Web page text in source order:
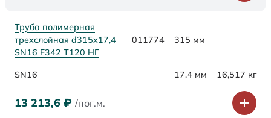
Труба полимерная
трехслойная d315х17,4
SN16 F342 Т120 НГ
011774 315 мм
SN16 17,4 мм 16,517 кг
13 213,6 ₽ /пог.м.